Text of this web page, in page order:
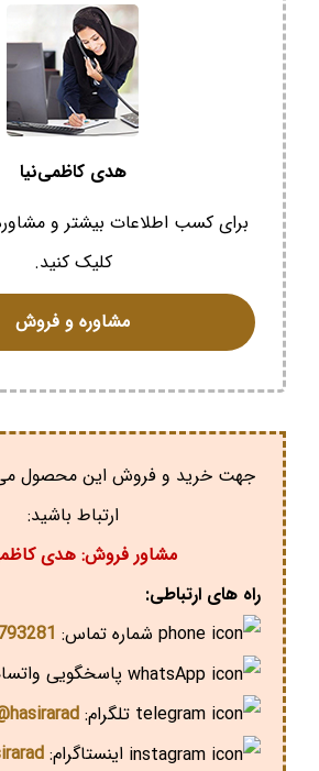
هدی کاظمی‌نیا
برای کسب اطلاعات بیشتر و
کلیک کنید.
مشاوره و فروش
جهت خرید و فروش این محصول می
ارتباط باشید:
مشاور فروش: هدی
راه های ارتباطی:
شماره تماس:
پاسخگویی
تلگرام: hasirarad@
اینستاگرام: